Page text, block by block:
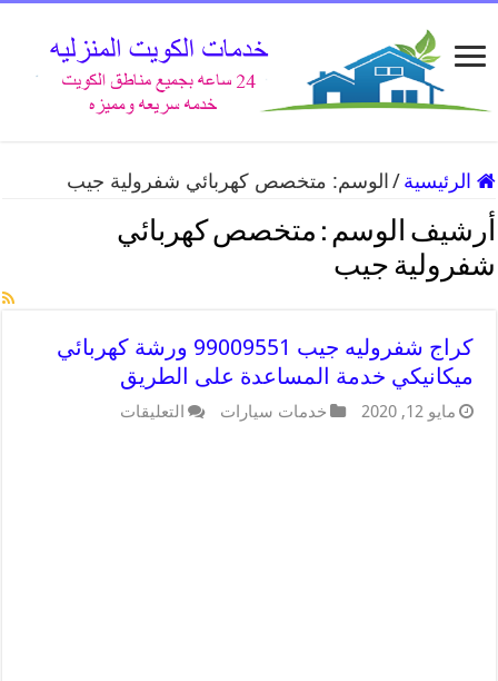
الرئيسية / الوسم: متخصص كهربائي شفرولية جيب
أرشيف الوسم : متخصص كهربائي
شفرولية جيب
كراج شفروليه جيب 99009551 ورشة كهربائي
ميكانيكي خدمة المساعدة على الطريق
مايو 12, 2020 خدمات سيارات التعليقات